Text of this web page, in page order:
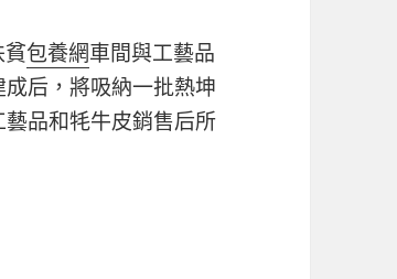
包養網車間與工藝品
后，將吸納一批熱坤
品和牦牛皮銷售后所